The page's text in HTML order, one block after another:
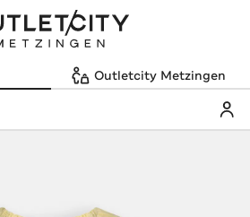
Outletcity Metzingen